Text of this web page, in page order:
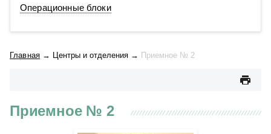
Операционные блоки
Главная → Центры и отделения → Приемное № 2
Приемное № 2